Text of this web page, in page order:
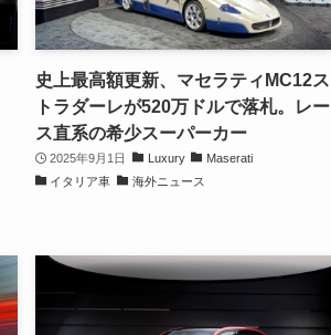
史上最高額更新、マセラティMC12ス
トラダーレが520万ドルで落札。レー
ス直系の希少スーパーカー
2025年9月1日 Luxury
Maserati
イタリア車
海外ニュース